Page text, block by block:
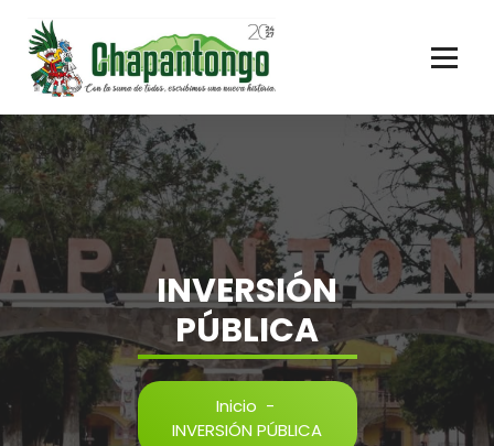
INVERSIÓN
PÚBLICA
Inicio -
INVERSIÓN PÚBLICA